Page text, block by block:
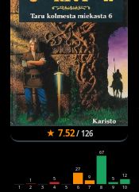
★ 7.52/126
1
1
2 3
5
4 5
27
6
9
7
67
8
5
9
12
10